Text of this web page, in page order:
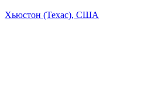
Хьюстон (Техас), США